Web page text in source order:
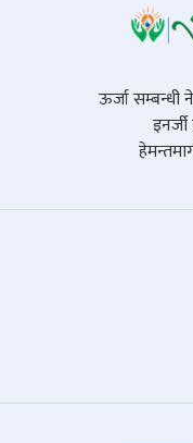
ऊर्जा सम्बन्धी